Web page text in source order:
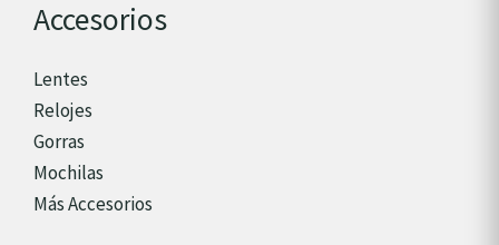
Accesorios
Lentes
Relojes
Gorras
Mochilas
Más Accesorios